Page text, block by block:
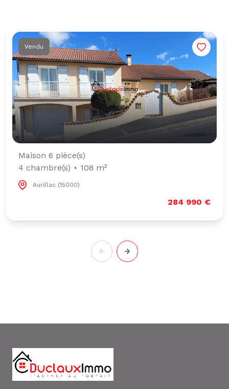
Vendu
Maison 6 pièce(s)
4 chambre(s)
108 m²
Aurillac (15000)
284 990 €